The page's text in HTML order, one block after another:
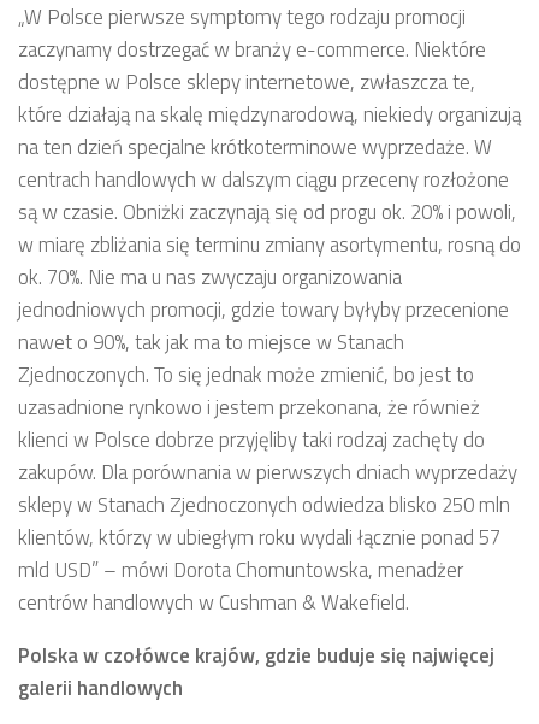
„W Polsce pierwsze symptomy tego rodzaju promocji
zaczynamy dostrzegać w branży e-commerce. Niektóre
dostępne w Polsce sklepy internetowe, zwłaszcza te,
które działają na skalę międzynarodową, niekiedy organizują
na ten dzień specjalne krótkoterminowe wyprzedaże. W
centrach handlowych w dalszym ciągu przeceny rozłożone
są w czasie. Obniżki zaczynają się od progu ok. 20% i powoli,
w miarę zbliżania się terminu zmiany asortymentu, rosną do
ok. 70%. Nie ma u nas zwyczaju organizowania
jednodniowych promocji, gdzie towary byłyby przecenione
nawet o 90%, tak jak ma to miejsce w Stanach
Zjednoczonych. To się jednak może zmienić, bo jest to
uzasadnione rynkowo i jestem przekonana, że również
klienci w Polsce dobrze przyjęliby taki rodzaj zachęty do
zakupów. Dla porównania w pierwszych dniach wyprzedaży
sklepy w Stanach Zjednoczonych odwiedza blisko 250 mln
klientów, którzy w ubiegłym roku wydali łącznie ponad 57
mld USD” – mówi Dorota Chomuntowska, menadżer
centrów handlowych w Cushman & Wakefield.
Polska w czołówce krajów, gdzie buduje się najwięcej
galerii handlowych